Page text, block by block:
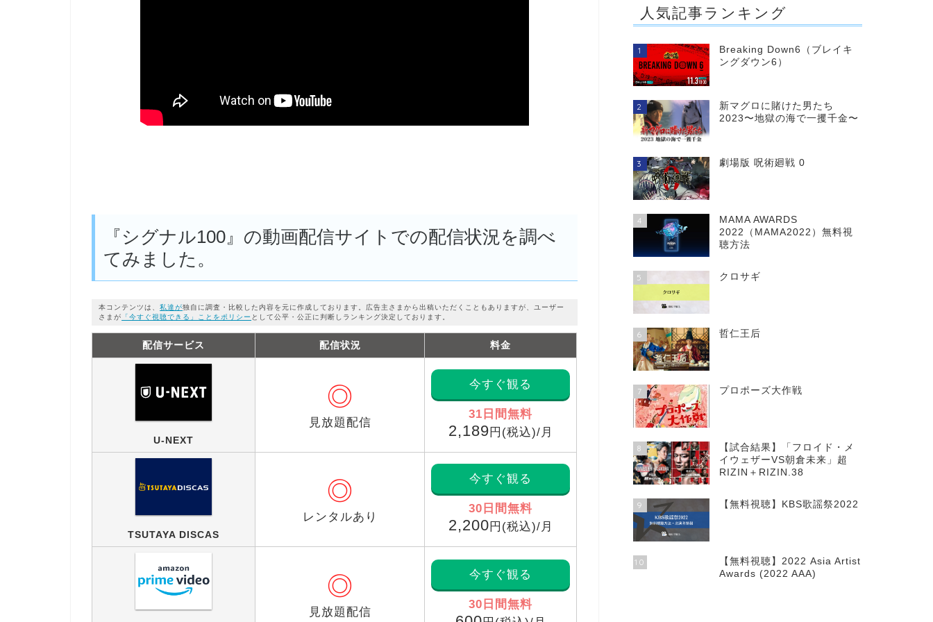
『シグナル100』の動画配信サイトでの配信状況を調べ
てみました。
本コンテンツは、私達が独自に調査・比較した内容を元に作成しております。広告主さまから出稿いただくこともありますが、ユーザー
さまが 「今すぐ視聴できる」ことをポリシー として公平・公正に判断しランキング決定しております。
配信サービス 配信状況 料金
U-NEXT
◎
見放題配信
今すぐ観る
31日間無料
2,189 円(税込)/月
TSUTAYA DISCAS
◎
レンタルあり
今すぐ観る
30日間無料
2,200 円(税込)/月
◎
見放題配信
今すぐ観る
30日間無料
人気記事ランキング
1
Breaking Down6（ブレイキ
ングダウン6）
2
新マグロに賭けた男たち
2023〜地獄の海で一攫千金〜
3 劇場版 呪術廻戦 0
4
MAMA AWARDS
2022（MAMA2022）無料視
聴方法
5 クロサギ
6 哲仁王后
7 プロポーズ大作戦
8
【試合結果】「フロイド・メ
イウェザーVS朝倉未来」超
RIZIN＋RIZIN.38
9 【無料視聴】KBS歌謡祭2022
10
【無料視聴】2022 Asia Artist
Awards (2022 AAA)